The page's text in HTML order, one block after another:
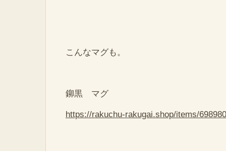
こんなマグも。
鉚黒 マグ
https://rakuchu-rakugai.shop/items/